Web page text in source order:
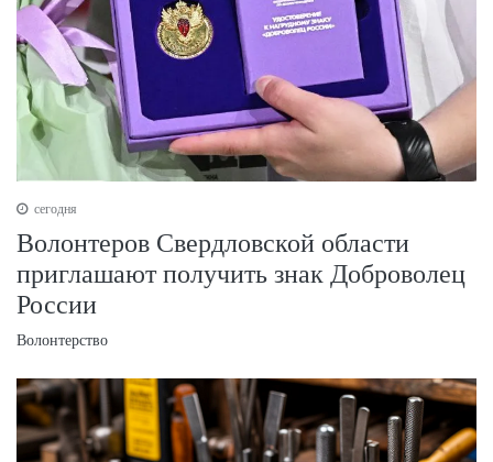
сегодня
Волонтеров Свердловской области
приглашают получить знак Доброволец
России
Волонтерство